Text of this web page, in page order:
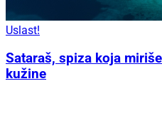
Uslast!
Sataraš, spiza koja
kužine